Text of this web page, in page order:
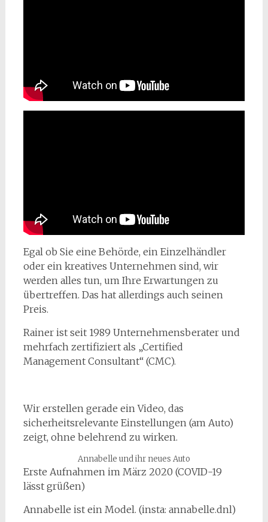
Egal ob Sie eine Behörde, ein Einzelhändler
oder ein kreatives Unternehmen sind, wir
werden alles tun, um Ihre Erwartungen zu
übertreffen. Das hat allerdings auch seinen
Preis.
Rainer ist seit 1989 Unternehmensberater und
mehrfach zertifiziert als „Certified
Management Consultant“ (CMC).
Wir erstellen gerade ein Video, das
sicherheitsrelevante Einstellungen (am Auto)
zeigt, ohne belehrend zu wirken.
Annabelle und ihr neues Auto
Erste Aufnahmen im März 2020 (COVID-19
lässt grüßen)
Annabelle ist ein Model. (insta: annabelle.dnl)